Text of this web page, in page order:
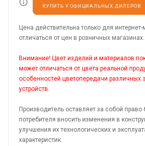
КУПИТЬ У ОФИЦИАЛЬНЫХ ДИЛЕРОВ
Цена действительна только для
отличаться от цен в розничных магазинах.
Внимание! Цвет изделий и материалов
может отличаться от цвета реальной
особенностей цветопередачи различных
устройств.
Производитель оставляет за собой
потребителя вносить изменения в
улучшения их технологических и
характеристик.